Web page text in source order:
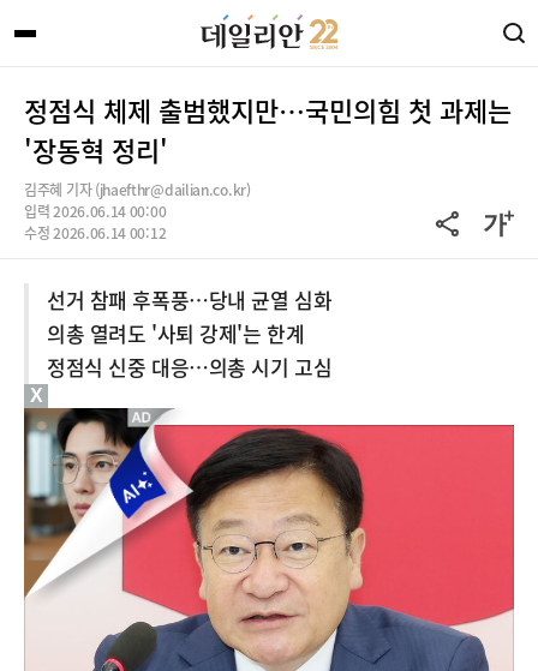
정점식 체제 출범했지만…국민의힘 첫 과제는
'장동혁 정리'
김주혜 기자 (jhaefthr@dailian.co.kr)
입력 2026.06.14 00:00
수정 2026.06.14 00:12
선거 참패 후폭풍…당내 균열 심화
의총 열려도 '사퇴 강제'는 한계
정점식 신중 대응…의총 시기 고심
X